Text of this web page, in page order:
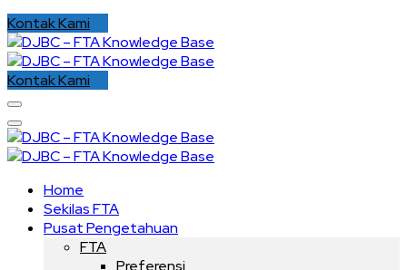
Kontak Kami
Kontak Kami
Home
Sekilas FTA
Pusat Pengetahuan
FTA
Preferensi